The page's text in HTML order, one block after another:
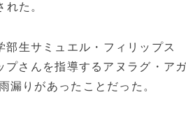
れた。
部生サミュエル・フィリップス
プさんを指導するアヌラグ・ア
漏りがあったことだった。